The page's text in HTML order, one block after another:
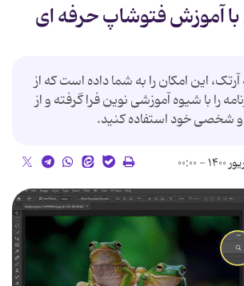
با آموزش فتوشاپ حرفه ای
این امکان را به شما داده است که از
را با شیوه آموزشی نوین فرا گرفته و از
و شخصی خود استفاده کنید.